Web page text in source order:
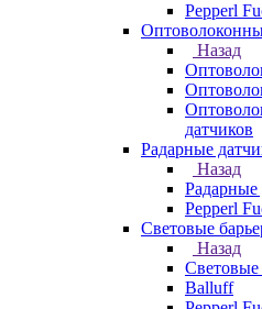
Pepperl
Назад
датчиков
Радарные
Назад
Pepperl
Световые
Назад
Световые
Balluff